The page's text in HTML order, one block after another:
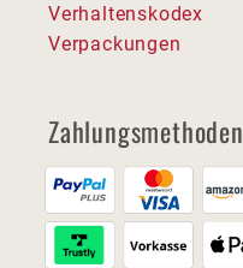
Verhaltenskodex
Verpackungen
Zahlungsmethoden